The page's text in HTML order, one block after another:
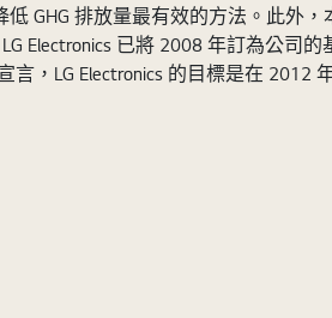
GHG 排放量最有效的方法。此外
Electronics 已將 2008 年訂為公司的
，LG Electronics 的目標是在 2012